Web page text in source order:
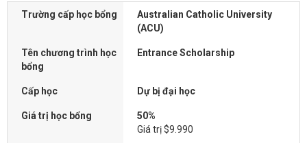
Trường cấp học bổng
Australian Catholic University
(ACU)
Tên chương trình học
bổng
Entrance Scholarship
Cấp học Dự bị đại học
Giá trị học bổng
50%
Giá trị $9.990